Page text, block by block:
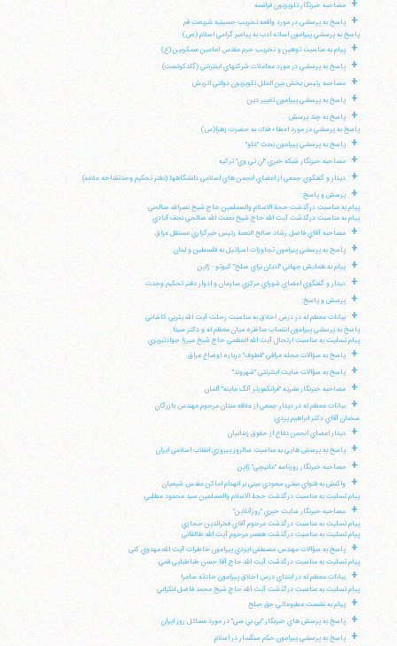
+ مصاحبه خبرنگار تلويزيون فرانسه
+
پاسخ به پرسشي در مورد واقعه تخريب حسينيه شريعت قم
پاسخ به پرسشي پيرامون اسائه ادب به پيامبر گرامي اسلام (ص)
+ پيام به مناسبت توهين و تخريب حرم مقدس امامين عسكريين (ع)
+ پاسخ به پرسشي در مورد معاملات شركتهاي اينترنتي (گلدكوئست)
+ مصاحبه رئيس بخش بين الملل تلويزيون دولتي اتريش
+ پاسخ به پرسشي پيرامون تغيير دين
+
پاسخ به چند پرسش
پاسخ به پرسشي در مورد اعطاء فدك به حضرت زهرا(س)
+ پاسخ به پرسشي پيرامون بحث "غلو"
+ مصاحبه خبرنگار شبكه خبري "ان تي وي" تركيه
+ ديدار و گفتگوي جمعي از اعضاي انجمن هاي اسلامي دانشگاهها (دفتر تحكيم وحدتشاخه علامه)
+
پرسش و پاسخ:
پيام به مناسبت درگذشت حجة الاسلام والمسلمين حاج شيخ نصرالله صالحي
پيام به مناسبت درگذشت آيت الله حاج شيخ نعمت الله صالحي نجف آبادي
+ مصاحبه آقاي فاضل رشاد صالح النعمة رئيس خبرگزاري مستقل عراق
+ پاسخ به پرسشي پيرامون تجاوزات اسرائيل به فلسطين و لبنان
+ پيام به همايش جهاني "اديان براي صلح" كيوتو - ژاپن
+ ديدار و گفتگوي اعضاي شوراي مركزي سازمان و ادوار دفتر تحكيم وحدت
+ پرسش و پاسخ:
+
بيانات معظم له در درس اخلاق به مناسبت رحلت آيت الله يثربي كاشاني
پاسخ به پرسشي پيرامون انتساب مناظره ميان معظم له و دكتر سينا
پيام تسليت به مناسبت ارتحال آيت الله العظمي حاج شيخ ميرزا جوادتبريزي
+ پاسخ به سؤالات مجله عراقي "قطوف" درباره اوضاع عراق
+ پاسخ به سؤالات سايت اينترنتي "شهروند"
+ مصاحبه خبرنگار نشريه "فرانكفورتر آلگ ماينه" آلمان
+
بيانات معظم له در ديدار جمعي از علاقه مندان مرحوم مهندس بازرگان
سخنان آقاي دكتر ابراهيم يزدي:
+ ديدار اعضاي انجمن دفاع از حقوق زندانيان
+ پاسخ به پرسش هايي به مناسبت سالروز پيروزي انقلاب اسلامي ايران
+ مصاحبه خبرنگار روزنامه "مانيچي" ژاپن
+
واكنش به فتواي مفتي سعودي مبني بر انهدام اماكن مقدس شيعيان
پيام تسليت به مناسبت درگذشت حجة الاسلام والمسلمين سيد محمود مطلبي
+
مصاحبه خبرنگار سايت خبري "روزآنلاين"
پيام تسليت به مناسبت درگذشت مرحوم آقاي فخرالدين حجازي
پيام تسليت به مناسبت درگذشت همسر مرحوم آيت الله طالقاني
+
پاسخ به سؤالات مهندس مصطفي ايزدي پيرامون خاطرات آيت الله مهدوي كني
پيام تسليت به مناسبت درگذشت آيت الله حاج آقا حسن طباطبايي قمي
+
بيانات معظم له در ابتداي درس اخلاق پيرامون حادثه سامرا
پيام تسليت به مناسبت درگذشت آيت الله حاج شيخ محمد فاضل لنكراني
+ پيام به نشست مطبوعاتي حق صلح
+ پاسخ به پرسش هاي خبرنگار "بي بي سي" در مورد مسائل روز ايران
+ پاسخ به پرسشي پيرامون حكم سنگسار در اسلام